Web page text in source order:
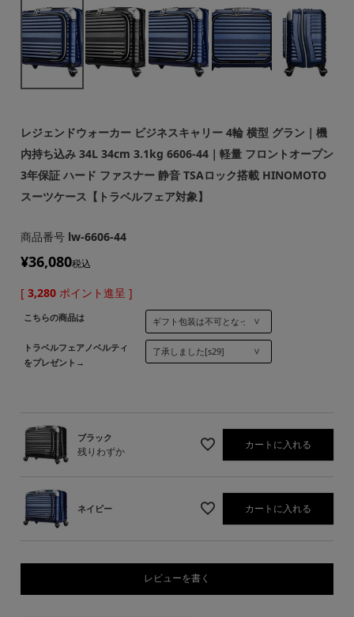
レジェンドウォーカー ビジネスキャリー 4輪 横型 グラン｜機
内持ち込み 34L 34cm 3.1kg 6606-44｜軽量 フロントオープン
3年保証 ハード ファスナー 静音 TSAロック搭載 HINOMOTO
スーツケース【トラベルフェア対象】
商品番号 lw-6606-44
¥36,080税込
[ 3,280 ポイント進呈 ]
こちらの商品は
トラベルフェアノベルティ
をプレゼント→
ブラック
残りわずか
カートに入れる
ネイビー カートに入れる
レビューを書く